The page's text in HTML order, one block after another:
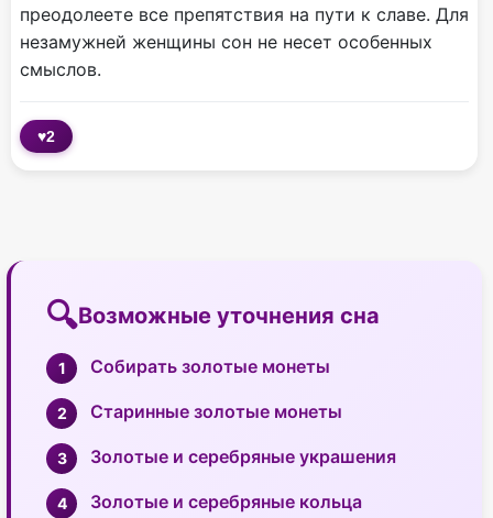
преодолеете все препятствия на пути к славе. Для
незамужней женщины сон не несет особенных
смыслов.
♥2
Возможные уточнения сна
Собирать золотые монеты
Старинные золотые монеты
Золотые и серебряные украшения
Золотые и серебряные кольца